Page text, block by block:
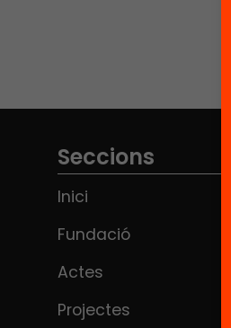
Seccions
Inici
Fundació
Actes
Projectes